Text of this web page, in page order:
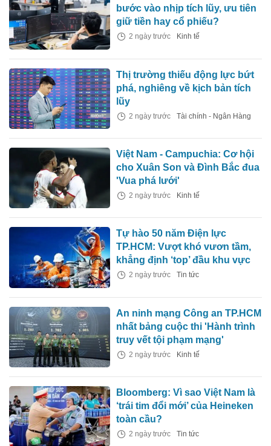
bước vào nhịp tích lũy, ưu tiên
giữ tiền hay cổ phiếu?
2 ngày trước Kinh tế
Thị trường thiếu động lực bứt
phá, nghiêng về kịch bản tích
lũy
2 ngày trước Tài chính - Ngân Hàng
Việt Nam - Campuchia: Cơ hội
cho Xuân Son và Đình Bắc đua
'Vua phá lưới'
2 ngày trước Kinh tế
Tự hào 50 năm Điện lực
TP.HCM: Vượt khó vươn tầm,
khẳng định ‘top’ đầu khu vực
2 ngày trước Tin tức
An ninh mạng Công an TP.HCM
nhất bảng cuộc thi 'Hành trình
truy vết tội phạm mạng'
2 ngày trước Kinh tế
Bloomberg: Vì sao Việt Nam là
‘trái tim đổi mới’ của Heineken
toàn cầu?
2 ngày trước Tin tức